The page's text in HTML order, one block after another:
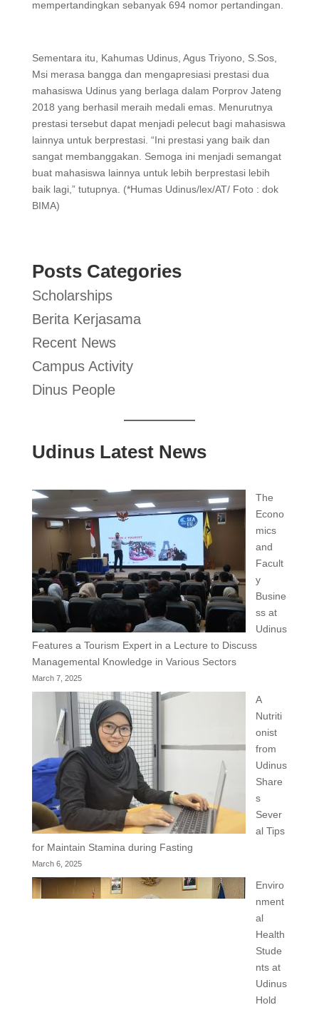
mempertandingkan sebanyak 694 nomor pertandingan.
Sementara itu, Kahumas Udinus, Agus Triyono, S.Sos,
Msi merasa bangga dan mengapresiasi prestasi dua
mahasiswa Udinus yang berlaga dalam Porprov Jateng
2018 yang berhasil meraih medali emas. Menurutnya
prestasi tersebut dapat menjadi pelecut bagi mahasiswa
lainnya untuk berprestasi. “Ini prestasi yang baik dan
sangat membanggakan. Semoga ini menjadi semangat
buat mahasiswa lainnya untuk lebih berprestasi lebih
baik lagi,” tutupnya. (*Humas Udinus/lex/AT/ Foto : dok
BIMA)
Posts Categories
Scholarships
Berita Kerjasama
Recent News
Campus Activity
Dinus People
Udinus Latest News
The
Econo
mics
and
Facult
y
Busine
ss at
Udinus
Features a Tourism Expert in a Lecture to Discuss
Managemental Knowledge in Various Sectors
March 7, 2025
A
Nutriti
onist
from
Udinus
Share
s
Sever
al Tips
for Maintain Stamina during Fasting
March 6, 2025
Enviro
nment
al
Health
Stude
nts at
Udinus
Hold